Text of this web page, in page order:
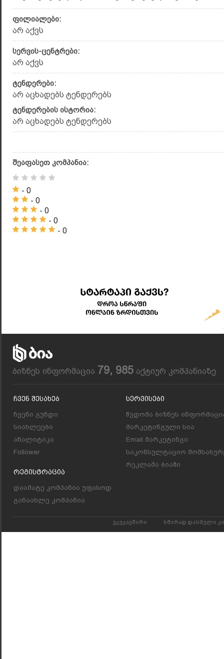
ფილიალები:
არ აქვს
სერვის-ცენტრები:
არ აქვს
ტენდერები:
არ აცხადებს ტენდერებს
ტენდერების ისტორია:
არ აცხადებს ტენდერებს
შეაფასეთ კომპანია:
- 0
- 0
- 0
- 0
- 0
ბიზნეს ინფორმაცია 79, 985 აქტიურ კომპანიაზე
Ჩვენ Შესახებ
ჩვენი გუნდი
სიახლეები
ანალიტიკა
Follower
Რეგისტრაცია
დაამატე კომპანია უფასოდ
განაახლე კომპანია
Სერვისები
წვდომა ბიზნეს
მარკეტინგული სია
Email მარკეტინგი
საკონსულტაციო
რეკლამა ბიაში
უკუკავშირი ხშირად დასმული